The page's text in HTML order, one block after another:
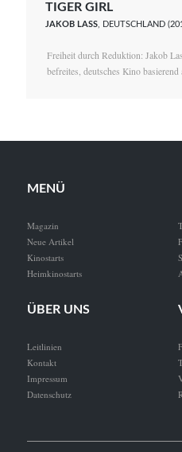
TIGER GIRL
JAKOB LASS, DEUTSCHLAND
Freiheit durch Reduktion: Jakob
befreites, deutsches Kino basierend
MENÜ
Magazin
Neue Artikel
Kinostarts
Heimkinostarts
ÜBER UNS
Leitlinien
Kontakt
Impressum
Datenschutz